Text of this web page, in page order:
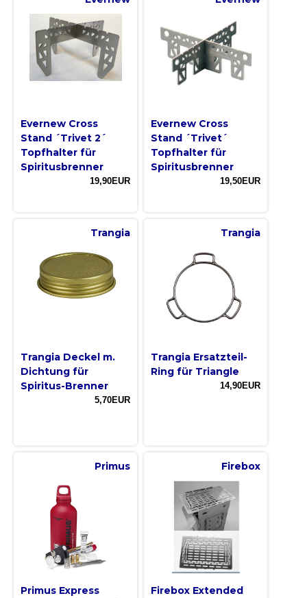
Evernew Cross
Stand ´Trivet 2´
Topfhalter für
Spiritusbrenner
19,90EUR
Evernew Cross
Stand ´Trivet´
Topfhalter für
Spiritusbrenner
19,50EUR
Trangia
Trangia Deckel m.
Dichtung für
Spiritus-Brenner
5,70EUR
Trangia
Trangia Ersatzteil-
Ring für Triangle
14,90EUR
Primus
Primus Express
Firebox
Firebox Extended